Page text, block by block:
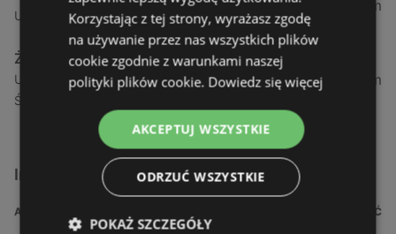
Ul. Armii Krajowej 12 / 1a, 72-600 Świnoujście
1,04 km
Żabka
Ul. Wybrzeże Wł. Iv 26/27 Lok. Lu, 72-600
Świnoujście
1,05 km
Inne sklepy Supermarkety w pobliżu
ADRES ODLEGŁOŚĆ
Korzystając z tej strony, wyrażasz zgodę
na używanie przez nas wszystkich plików
cookie zgodnie z warunkami naszej
polityki plików cookie. Dowiedz się więcej
AKCEPTUJ WSZYSTKIE
ODRZUĆ WSZYSTKIE
POKAŻ SZCZEGÓŁY